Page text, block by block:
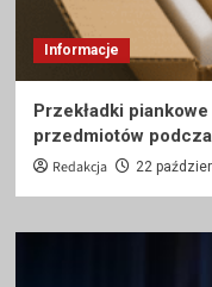
Informacje
Przekładki
przedmiotów
Redakcja 22